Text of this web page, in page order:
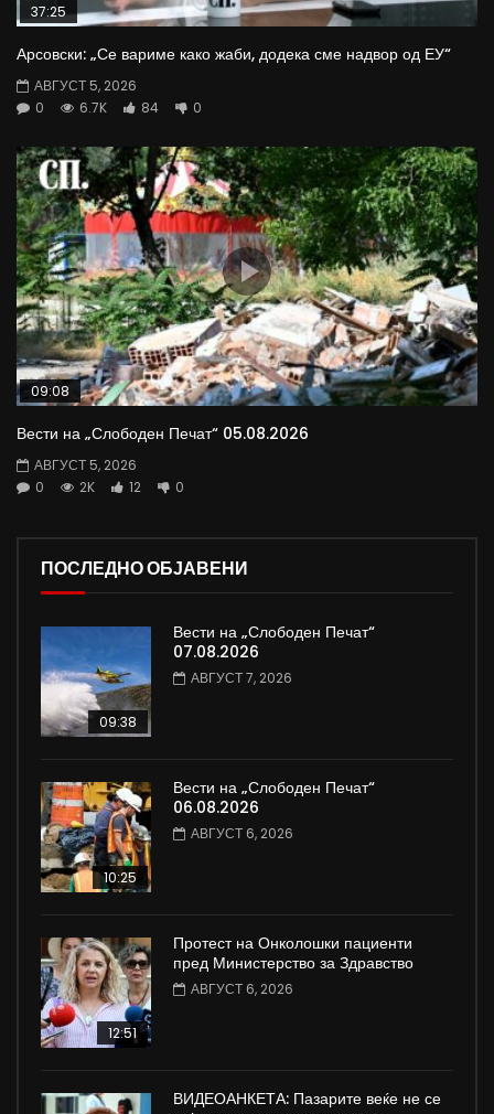
37:25
Арсовски: „Се вариме како жаби, додека сме надвор од ЕУ“
АВГУСТ 5, 2026
0
6.7K 84 0
09:08
Вести на „Слободен Печат“ 05.08.2026
АВГУСТ 5, 2026
0
2K 12 0
ПОСЛЕДНО ОБЈАВЕНИ
09:38
Вести на „Слободен Печат“
07.08.2026
АВГУСТ 7, 2026
10:25
Вести на „Слободен Печат“
06.08.2026
АВГУСТ 6, 2026
12:51
Протест на Онколошки пациенти
пред Министерство за Здравство
АВГУСТ 6, 2026
ВИДЕОАНКЕТА: Пазарите веќе не се